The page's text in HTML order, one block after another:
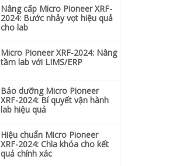
Nâng cấp Micro Pioneer XRF-
2024: Bước nhảy vọt hiệu quả
cho lab
Micro Pioneer XRF-2024: Nâng
tầm lab với LIMS/ERP
Bảo dưỡng Micro Pioneer
XRF-2024: Bí quyết vận hành
lab hiệu quả
Hiệu chuẩn Micro Pioneer
XRF-2024: Chìa khóa cho kết
quả chính xác